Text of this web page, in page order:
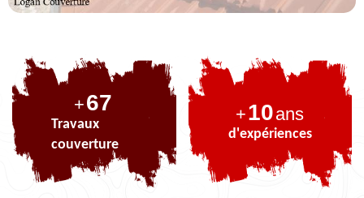
+86
Travaux
couverture
+10ans
d'expériences